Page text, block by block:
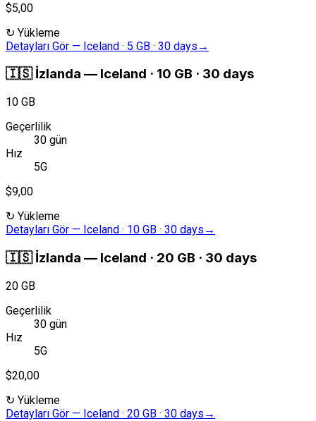
$5,00
↻ Yükleme
Detayları Gör — Iceland · 5 GB · 30 days →
🇮🇸 İzlanda — Iceland · 10 GB · 30 days
10 GB
Geçerlilik
30 gün
Hız
5G
$9,00
↻ Yükleme
Detayları Gör — Iceland · 10 GB · 30 days →
🇮🇸 İzlanda — Iceland · 20 GB · 30 days
20 GB
Geçerlilik
30 gün
Hız
5G
$20,00
↻ Yükleme
Detayları Gör — Iceland · 20 GB · 30 days →